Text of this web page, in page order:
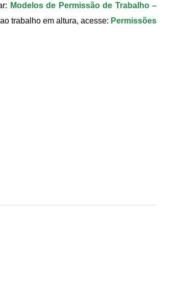
Modelos de Permissão de Trabalho –
trabalho em altura, acesse: Permissões